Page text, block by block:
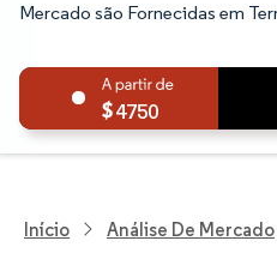
Mercado são Fornecidas em
4750
Início Análise De Mercado